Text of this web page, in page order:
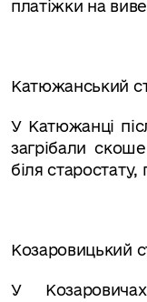
платіжки на
Катюжанський
У Катюжанці
загрібали
біля старостату,
Козаровицький
У